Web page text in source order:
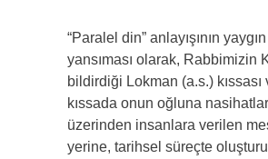
“Paralel din” anlayışının
yansıması olarak, Rabbimizin
bildirdiği Lokman (a.s.) kıssası
kıssada onun oğluna
üzerinden insanlara verilen
yerine, tarihsel süreçte